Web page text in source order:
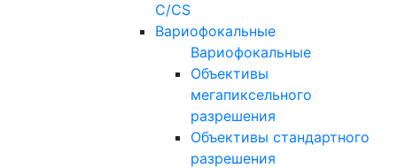
C/CS
Вариофокальные
Вариофокальные
Объективы
мегапиксельного
разрешения
Объективы стандартного
разрешения